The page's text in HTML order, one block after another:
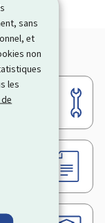
sans
et
non
les